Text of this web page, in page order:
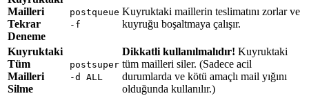
Mailleri
Tekrar
Deneme
postqueue
-f
Kuyruktaki maillerin teslimatını zorlar ve
kuyruğu boşaltmaya çalışır.
Kuyruktaki
Tüm
Mailleri
Silme
postsuper
-d ALL
Dikkatli kullanılmalıdır! Kuyruktaki
tüm mailleri siler. (Sadece acil
durumlarda ve kötü amaçlı mail yığını
olduğunda kullanılır.)